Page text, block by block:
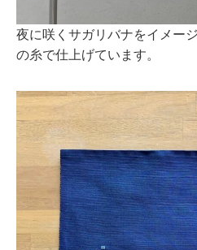
夜に咲くサガリバナをイメー
の糸で仕上げています。